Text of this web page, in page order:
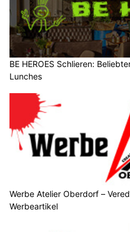
BE HEROES Schlieren:
Lunches
Werbe Atelier Oberdorf –
Werbeartikel